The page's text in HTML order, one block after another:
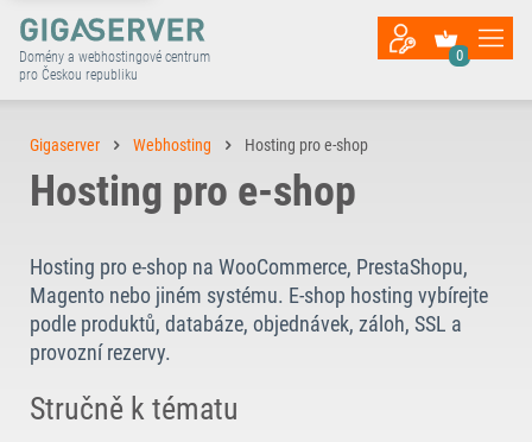
Domény a webhostingové centrum
pro Českou republiku
0
Gigaserver Webhosting Hosting pro e-shop
Hosting pro e-shop
Hosting pro e-shop na WooCommerce, PrestaShopu,
Magento nebo jiném systému. E-shop hosting vybírejte
podle produktů, databáze, objednávek, záloh, SSL a
provozní rezervy.
Stručně k tématu